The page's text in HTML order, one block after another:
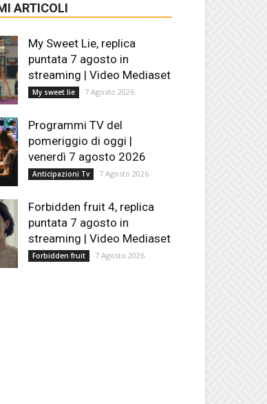
ARTICOLI
My Sweet Lie, replica
puntata 7 agosto in
streaming | Video Mediaset
My sweet lie 7 Agosto 2026
Programmi TV del
pomeriggio di oggi |
venerdì 7 agosto 2026
Anticipazioni Tv 7 Agosto 2026
Forbidden fruit 4, replica
puntata 7 agosto in
streaming | Video Mediaset
Forbidden fruit 7 Agosto 2026